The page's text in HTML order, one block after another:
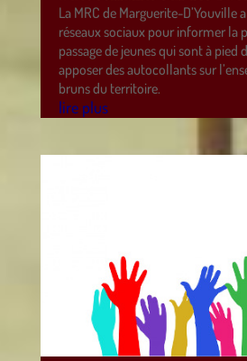
La MRC de Marguerite-D’Youville
réseaux sociaux pour informer la
passage de jeunes qui sont à pied
apposer des autocollants sur
bruns du territoire.
lire plus